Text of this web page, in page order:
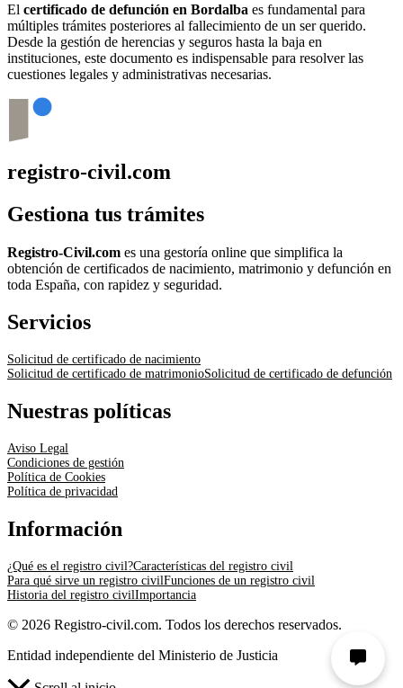
El certificado de defunción en Bordalba es fundamental para
múltiples trámites posteriores al fallecimiento de un ser querido.
Desde la gestión de herencias y seguros hasta la baja en
instituciones, este documento es indispensable para resolver las
cuestiones legales y administrativas necesarias.
registro-civil.com
Gestiona tus trámites
Registro-Civil.com es una gestoría online que simplifica la
obtención de certificados de nacimiento, matrimonio y defunción en
toda España, con rapidez y seguridad.
Servicios
Solicitud de certificado de nacimiento
Solicitud de certificado de matrimonioSolicitud de certificado de defunción
Nuestras políticas
Aviso Legal
Condiciones de gestión
Política de Cookies
Política de privacidad
Información
¿Qué es el registro civil?Características del registro civil
Para qué sirve un registro civilFunciones de un registro civil
Historia del registro civilImportancia
© 2026 Registro-civil.com. Todos los derechos reservados.
Entidad independiente del Ministerio de Justicia